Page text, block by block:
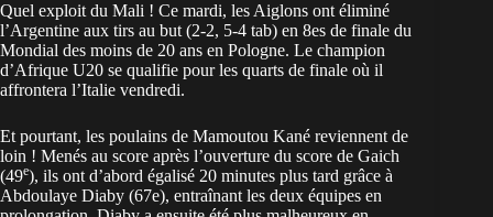
Quel exploit du Mali ! Ce mardi, les Aiglons ont éliminé
l’Argentine aux tirs au but (2-2, 5-4 tab) en 8es de finale du
Mondial des moins de 20 ans en Pologne. Le champion
d’Afrique U20 se qualifie pour les quarts de finale où il
affrontera l’Italie vendredi.
Et pourtant, les poulains de Mamoutou Kané reviennent de
loin ! Menés au score après l’ouverture du score de Gaich
(49e), ils ont d’abord égalisé 20 minutes plus tard grâce à
Abdoulaye Diaby (67e), entraînant les deux équipes en